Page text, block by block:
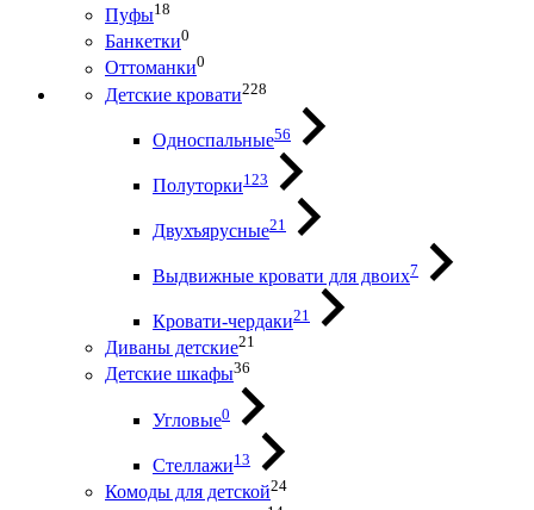
Пуфы18
Банкетки0
Оттоманки0
Детские кровати228
Односпальные56
Полуторки123
Двухъярусные21
Выдвижные кровати для двоих7
Кровати-чердаки21
Диваны детские21
Детские шкафы36
Угловые0
Стеллажи13
Комоды для детской24